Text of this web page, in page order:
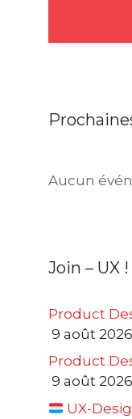
Aucun
Join – UX !
Product
9 août 2026
Product
9 août 2026
UX-